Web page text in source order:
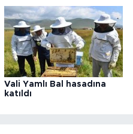
Vali Yamlı Bal hasadına
katıldı